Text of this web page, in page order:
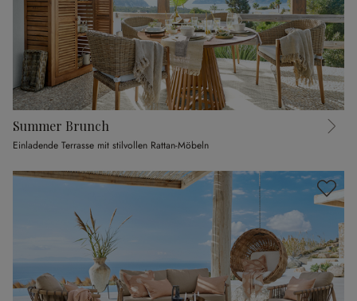
Summer Brunch
Einladende Terrasse mit stilvollen Rattan-Möbeln